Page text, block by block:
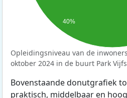
40%
Opleidingsniveau van de
oktober 2024 in de buurt Park
Bovenstaande donutgrafiek
praktisch, middelbaar en